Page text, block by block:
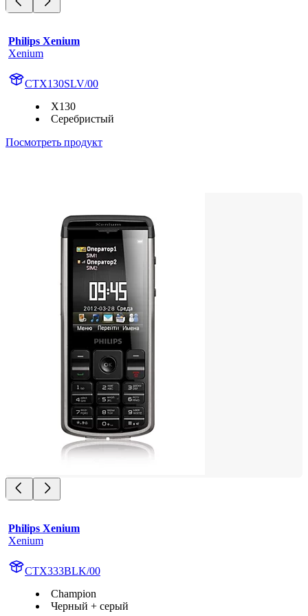
Philips Xenium
Xenium
CTX130SLV/00
X130
Серебристый
Посмотреть продукт
Philips Xenium
Xenium
CTX333BLK/00
Champion
Черный + серый